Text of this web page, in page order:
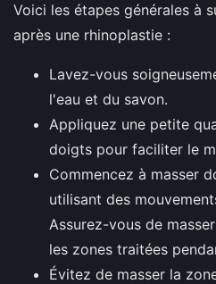
Voici les étapes générales à
après une rhinoplastie :
Lavez-vous
l'eau et du savon.
Appliquez une petite
doigts pour faciliter le
Commencez à masser
utilisant des
Assurez-vous de
les zones traitées
Évitez de masser la